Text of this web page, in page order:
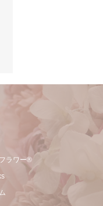
ラワー®